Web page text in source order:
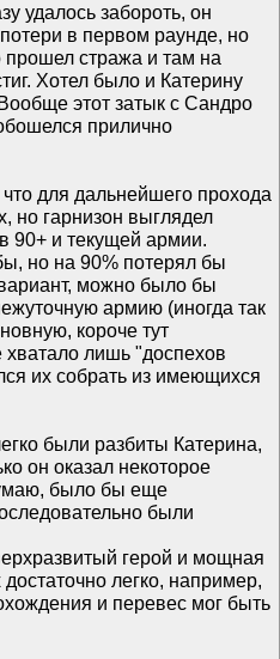
удалось забороть, он
в первом раунде, но
прошел стража и там на
Хотел было и Катерину
этот затык с Сандро
прилично
для дальнейшего прохода
но гарнизон выглядел
90+ и текущей армии.
но на 90% потерял бы
вариант, можно было бы
армию (иногда так
короче тут
лишь "доспехов
их собрать из имеющихся
были разбиты Катерина,
он оказал некоторое
было бы еще
были
герой и мощная
легко, например,
и перевес мог быть